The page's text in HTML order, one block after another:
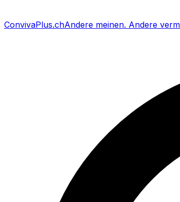
ConvivaPlus.chAndere meinen. Andere